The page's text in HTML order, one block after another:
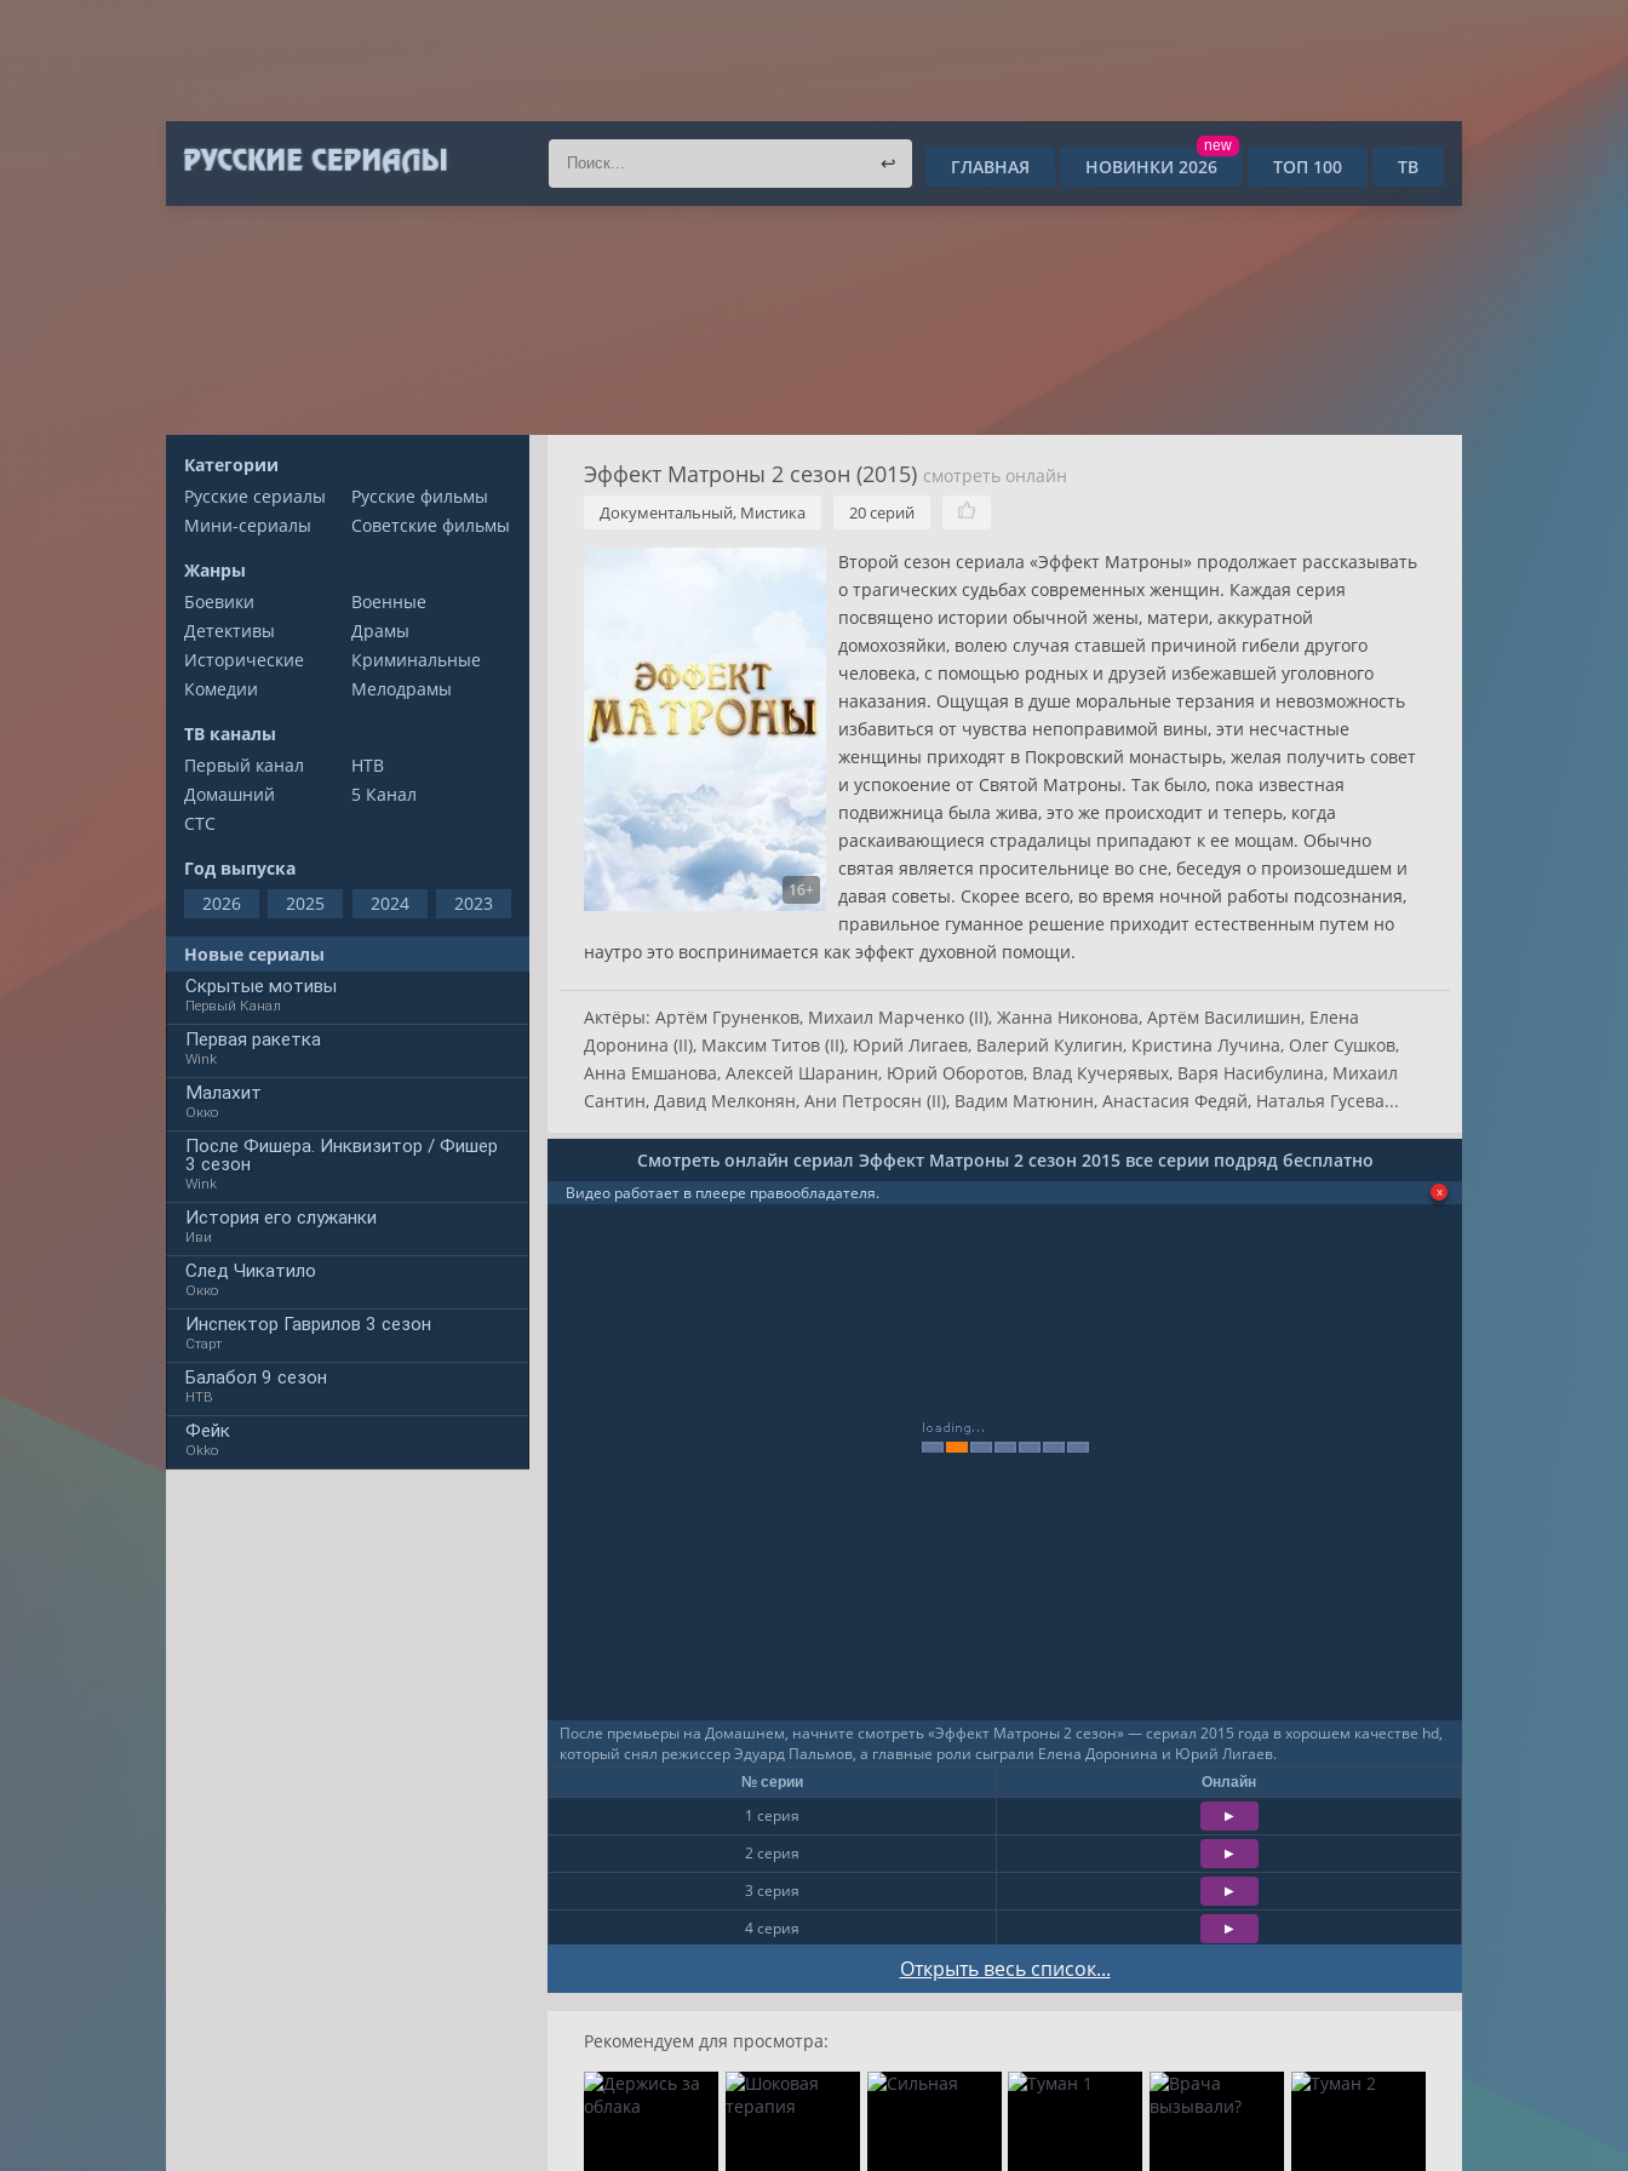
↩ ГЛАВНАЯ НОВИНКИ 2026
new
ТОП 100 ТВ
Эффект Матроны 2 сезон (2015) смотреть онлайн
Документальный, Мистика 20 серий
16+
Второй сезон сериала «Эффект Матроны» продолжает рассказывать
о трагических судьбах современных женщин. Каждая серия
посвящено истории обычной жены, матери, аккуратной
домохозяйки, волею случая ставшей причиной гибели другого
человека, с помощью родных и друзей избежавшей уголовного
наказания. Ощущая в душе моральные терзания и невозможность
избавиться от чувства непоправимой вины, эти несчастные
женщины приходят в Покровский монастырь, желая получить совет
и успокоение от Святой Матроны. Так было, пока известная
подвижница была жива, это же происходит и теперь, когда
раскаивающиеся страдалицы припадают к ее мощам. Обычно
святая является просительнице во сне, беседуя о произошедшем и
давая советы. Скорее всего, во время ночной работы подсознания,
правильное гуманное решение приходит естественным путем но
наутро это воспринимается как эффект духовной помощи.
Актёры: Артём Груненков, Михаил Марченко (II), Жанна Никонова, Артём Василишин, Елена
Доронина (II), Максим Титов (II), Юрий Лигаев, Валерий Кулигин, Кристина Лучина, Олег Сушков,
Анна Емшанова, Алексей Шаранин, Юрий Оборотов, Влад Кучерявых, Варя Насибулина, Михаил
Сантин, Давид Мелконян, Ани Петросян (II), Вадим Матюнин, Анастасия Федяй, Наталья Гусева...
Смотреть онлайн сериал Эффект Матроны 2 сезон 2015 все серии подряд бесплатно
Видео работает в плеере правообладателя.
После премьеры на Домашнем, начните смотреть «Эффект Матроны 2 сезон» — сериал 2015 года в хорошем качестве hd,
который снял режиссер Эдуард Пальмов, а главные роли сыграли Елена Доронина и Юрий Лигаев.
Открыть весь список...
№ серии Онлайн
1 серия
2 серия
3 серия
4 серия
7 серия
8 серия
9
Рекомендуем для просмотра:
Категории
Русские сериалы
Русские фильмы
Мини-сериалы
Советские фильмы
Жанры
Боевики
Военные
Детективы
Драмы
Исторические
Криминальные
Комедии
Мелодрамы
ТВ каналы
Первый канал
НТВ
Домашний
5 Канал
СТС
Год выпуска
2026
2025 2024 2023
Новые сериалы
Скрытые мотивы
Первый Канал
Первая ракетка
Wink
Малахит
Окко
После Фишера. Инквизитор / Фишер
3 сезон
Wink
История его служанки
Иви
След Чикатило
Окко
Инспектор Гаврилов 3 сезон
Старт
Балабол 9 сезон
НТВ
Фейк
Okko